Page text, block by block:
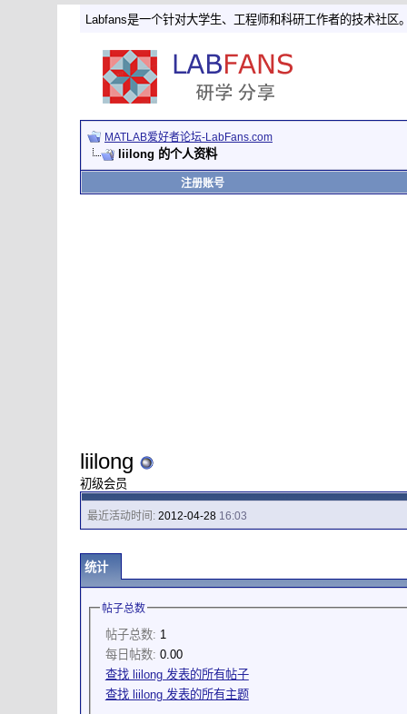
Labfans是一个针对大学生、工程师和科研工作者的技术社区
MATLAB爱好者论坛-LabFans.com
liilong 的个人资料
注册账号
liilong
初级会员
最近活动时间:2012-04-28 16:03
统计
帖子总数
帖子总数: 1
每日帖数: 0.00
查找 liilong 发表的所有帖子
查找 liilong 发表的所有主题